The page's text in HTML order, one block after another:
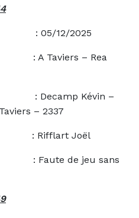
2025
– Rea
Kévin –
– 2337
Joël
jeu sans